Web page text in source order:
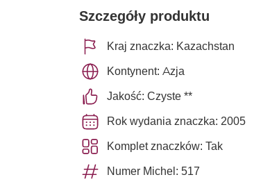
Szczegóły produktu
Kraj znaczka: Kazachstan
Kontynent: Azja
Jakość: Czyste **
Rok wydania znaczka: 2005
Komplet znaczków: Tak
Numer Michel: 517